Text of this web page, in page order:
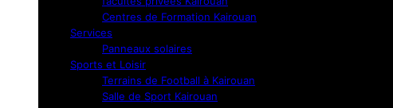
Centres de Formation Kairouan
Services
Panneaux solaires
Sports et Loisir
Terrains de Football à Kairouan
Salle de Sport Kairouan